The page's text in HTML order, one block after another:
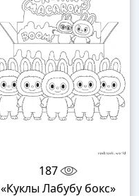
187
«Куклы Лабубу бокс»